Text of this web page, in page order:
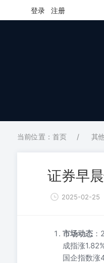
登录 注册
当前位置：首页 / 其
证券早
2025-02-25
市场动态
成指涨
国企指数涨